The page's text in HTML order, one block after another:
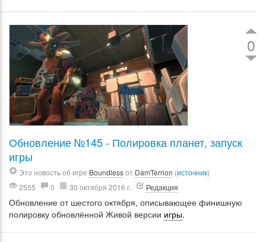
0
Обновление №145 - Полировка планет, запуск
игры
Это новость об игре Boundlessот DamTerrion (источник)
2555
0 30 октября 2016 г. Редакция
Обновление от шестого октября, описывающее финишную
полировку обновлённой Живой версии игры.